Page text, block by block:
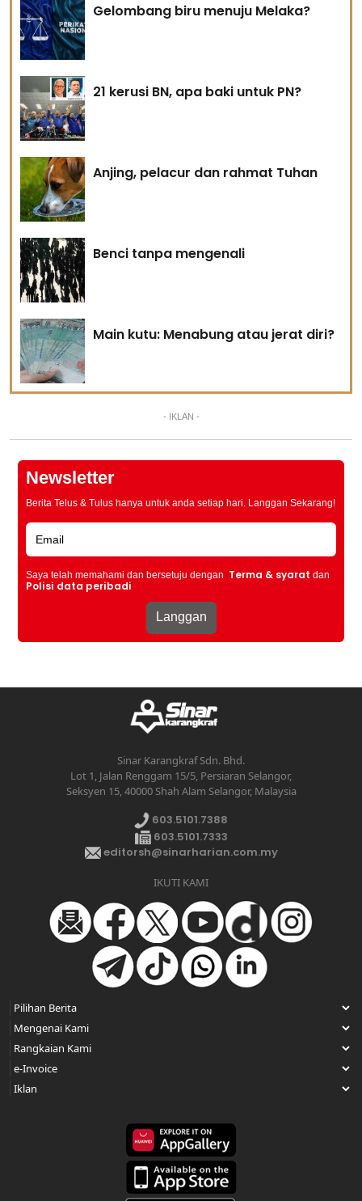
Gelombang biru menuju Melaka?
21 kerusi BN, apa baki untuk PN?
Anjing, pelacur dan rahmat Tuhan
Benci tanpa mengenali
Main kutu: Menabung atau jerat diri?
- IKLAN -
Newsletter
Berita Telus & Tulus hanya untuk anda setiap hari. Langgan Sekarang!
Saya telah memahami dan bersetuju dengan Terma & syarat dan
Polisi data peribadi
Sinar Karangkraf Sdn. Bhd.
Lot 1, Jalan Renggam 15/5, Persiaran Selangor,
Seksyen 15, 40000 Shah Alam Selangor, Malaysia
603.5101.7388
603.5101.7333
editorsh@sinarharian.com.my
IKUTI KAMI